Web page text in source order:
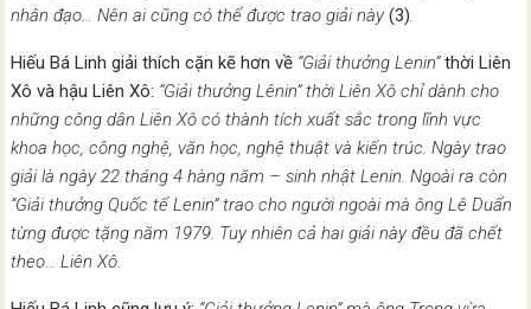
nhân đạo… Nên ai cũng có thể được trao giải này(3).
Hiếu Bá Linh giải thích cặn kẽ hơn về “Giải thưởng Lenin”thời Liên
Xô và hậu Liên Xô: “Giải thưởng Lênin” thời Liên Xô chỉ dành cho
những công dân Liên Xô có thành tích xuất sắc trong lĩnh vực
khoa học, công nghệ, văn học, nghệ thuật và kiến trúc. Ngày trao
giải là ngày 22 tháng 4 hàng năm – sinh nhật Lenin. Ngoài ra còn
“Giải thưởng Quốc tế Lenin” trao cho người ngoài mà ông Lê Duẩn
từng được tặng năm 1979. Tuy nhiên cả hai giải này đều đã chết
theo… Liên Xô.